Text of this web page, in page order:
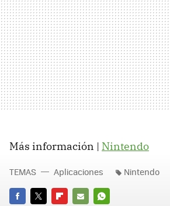
Más información | Nintendo
TEMAS Aplicaciones Nintendo